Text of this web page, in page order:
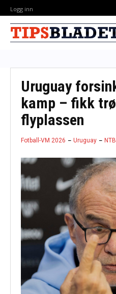
Logg inn
Uruguay
kamp – fikk
flyplassen
Fotball-VM 2026 Uruguay NTB